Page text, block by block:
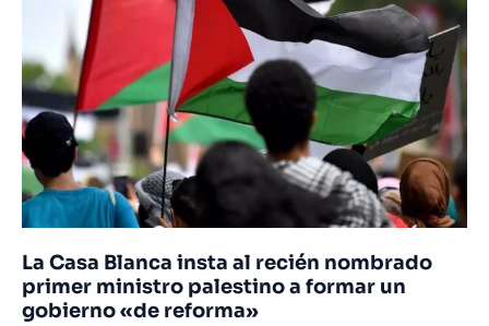
desregularización
de
la
economía
de
Milei
La Casa Blanca insta al recién nombrado
primer ministro palestino a formar un
gobierno «de reforma»